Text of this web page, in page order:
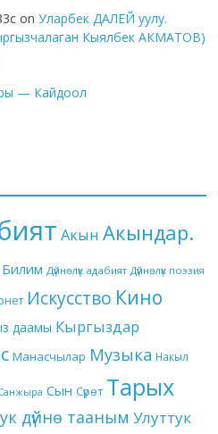
onУларбек ДАЛЕЙ уулу.
Кыялбек АКМАТОВ)
— Кайдоол
Акын Акындар.
Билим Дүйнөлүк адабият Дүйнөлүк поэзия
Искусство Кино
даамы Кыргыздар
Манасчылар Музыка Накыл
Сын Сүрөт Тарых
дүйнө тааным Улуттук